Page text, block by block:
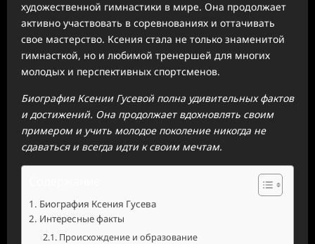
художественной гимнастики в мире. Она продолжает
активно участвовать в соревнованиях и оттачивать
свое мастерство. Ксения стала не только знаменитой
гимнасткой, но и любимой тренершей для многих
молодых и перспективных спортсменов.
Биография Ксении Гусевой полна удивительных фактов
и достижений. Она продолжает вдохновлять своим
примером и учить молодое поколение никогда не
сдаваться и всегда идти к своим мечтам.
Биография Ксения Гусева
Интересные факты
Происхождение и образование